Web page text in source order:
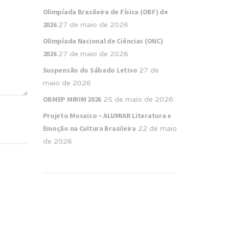
Olimpíada Brasileira de Física (OBF) de
2026 27 de maio de 2026
Olimpíada Nacional de Ciências (ONC)
2026 27 de maio de 2026
Suspensão do Sábado Letivo 27 de
maio de 2026
OBMEP MIRIM 2026 25 de maio de 2026
Projeto Mosaico – ALUMIAR Literatura e
Emoção na Cultura Brasileira 22 de maio
de 2026